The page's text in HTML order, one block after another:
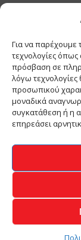
Για να παρέχουμε
τεχνολογίες
πρόσβαση σε
λόγω
προσωπικού
μοναδικά
συγκατάθεση ή η
επηρεάσει
Διευθυντής
Δικαιούχος
Διευθυντής:
Διαχειριστής:
Δήλωση